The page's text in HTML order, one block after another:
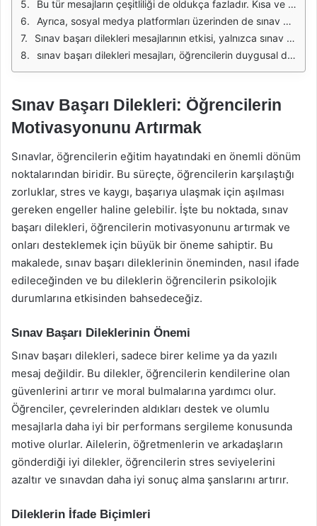
Bu tür mesajların çeşitliliği de oldukça fazladır. Kısa ve öz mesajlar, uzun ve detaylı destekleyici cümleler, esprili yaklaşımlar ya da ciddi dilekler… Her öğrenciye hitap eden farklı mesajlar hazırlamak mümkündür. "Sadece sınavı geçmekle kalma, en iyi sonucu al!" gibi motive edici cümleler, öğrencilerin dikkatini çeker.
Ayrıca, sosyal medya platformları üzerinden de sınav başarı dilekleri paylaşmak, öğrencilerin motivasyonunu artırabilir. Aileler ve arkadaşlar, bu tür olumlu mesajlarla öğrencilerin kendilerini daha iyi hissetmelerini sağlayabilir. "Bugün senin günün, başarı seninle!" gibi paylaşımlar, öğrencilerin moral bulmasına yardımcı olur.
Sınav başarı dilekleri mesajlarının etkisi, yalnızca sınav günü ile sınırlı kalmaz. Bu mesajlar, öğrencilerin sınav hazırlık sürecinde de destekleyici bir rol oynar. "Çalışmalarının karşılığını alacaksın, buna inan!" gibi mesajlar, öğrencilerin motivasyonunu artırır ve düzenli çalışmaya teşvik eder.
sınav başarı dilekleri mesajları, öğrencilerin duygusal durumları üzerinde olumlu bir etki yaratır. Bu destekleyici mesajlar, sınav stresi ile başa çıkmalarını kolaylaştırır ve başarıya giden yolda önemli bir motivasyon kaynağı olur. Sevdiklerinizle paylaştığınız her başarı dileği, bir adım daha ileriye gitmelerini sağlayabilir.
Sınav Başarı Dilekleri: Öğrencilerin
Motivasyonunu Artırmak
Sınavlar, öğrencilerin eğitim hayatındaki en önemli dönüm
noktalarından biridir. Bu süreçte, öğrencilerin karşılaştığı
zorluklar, stres ve kaygı, başarıya ulaşmak için aşılması
gereken engeller haline gelebilir. İşte bu noktada, sınav
başarı dilekleri, öğrencilerin motivasyonunu artırmak ve
onları desteklemek için büyük bir öneme sahiptir. Bu
makalede, sınav başarı dileklerinin öneminden, nasıl ifade
edileceğinden ve bu dileklerin öğrencilerin psikolojik
durumlarına etkisinden bahsedeceğiz.
Sınav Başarı Dileklerinin Önemi
Sınav başarı dilekleri, sadece birer kelime ya da yazılı
mesaj değildir. Bu dilekler, öğrencilerin kendilerine olan
güvenlerini artırır ve moral bulmalarına yardımcı olur.
Öğrenciler, çevrelerinden aldıkları destek ve olumlu
mesajlarla daha iyi bir performans sergileme konusunda
motive olurlar. Ailelerin, öğretmenlerin ve arkadaşların
gönderdiği iyi dilekler, öğrencilerin stres seviyelerini
azaltır ve sınavdan daha iyi sonuç alma şanslarını artırır.
Dileklerin İfade Biçimleri